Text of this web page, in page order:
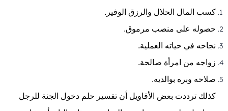
كسب المال الحلال والرزق الوفير.
حصوله على منصب مرموق.
نجاحه في حياته العملية.
زواجه من امرأة صالحة.
صلاحه وبره بوالديه.
كذلك ترددت بعض الأقاويل أن تفسير حلم دخول الجنة للرجل